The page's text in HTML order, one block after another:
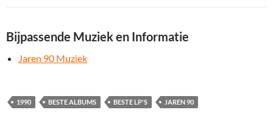
Bijpassende Muziek en Informatie
Jaren 90 Muziek
1990 BESTE ALBUMS BESTE LP'S JAREN 90